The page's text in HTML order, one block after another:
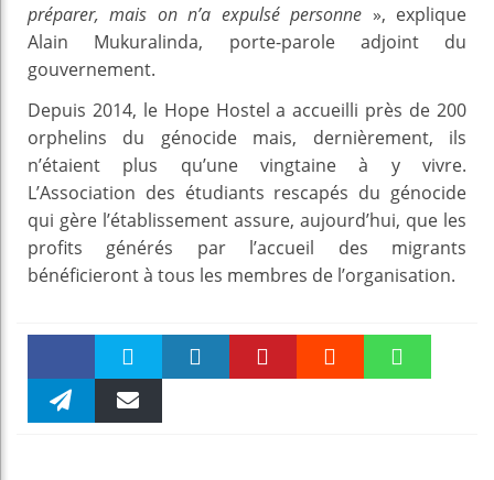
préparer, mais on n’a expulsé personne », explique
Alain Mukuralinda, porte-parole adjoint du
gouvernement.
Depuis 2014, le Hope Hostel a accueilli près de 200
orphelins du génocide mais, dernièrement, ils
n’étaient plus qu’une vingtaine à y vivre.
L’Association des étudiants rescapés du génocide
qui gère l’établissement assure, aujourd’hui, que les
profits générés par l’accueil des migrants
bénéficieront à tous les membres de l’organisation.
Faceboo Twitter